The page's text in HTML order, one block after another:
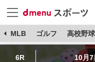
MLB ゴルフ 高校野球
6R 10月